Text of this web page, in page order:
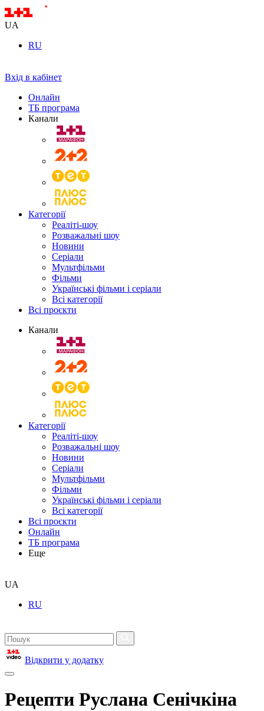
UA
RU
Вхід в кабінет
Онлайн
ТБ програма
Канали
Категорії
Реаліті-шоу
Розважальні шоу
Новини
Серіали
Мультфільми
Фільми
Українські фільми і серіали
Всі категорії
Всі проєкти
Канали
Категорії
Реаліті-шоу
Розважальні шоу
Новини
Серіали
Мультфільми
Фільми
Українські фільми і серіали
Всі категорії
Всі проєкти
Онлайн
ТБ програма
Еще
UA
RU
Відкрити у додатку
Рецепти Руслана Сенічкіна